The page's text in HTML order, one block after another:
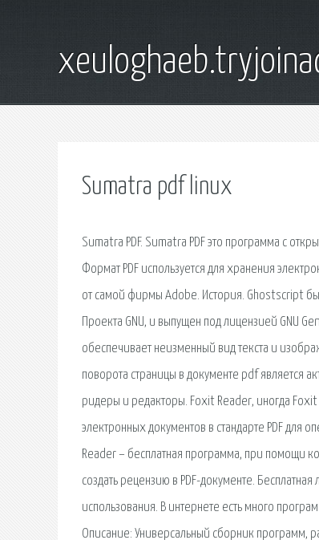
Sumatra pdf linux
Sumatra PDF. Sumatra PDF это программа с
Формат PDF используется для хранения
от самой фирмы Adobe. История. Ghostscript
Проекта GNU, и выпущен под лицензией GNU
обеспечивает неизменный вид текста и
поворота страницы в документе pdf является
ридеры и редакторы. Foxit Reader, иногда
электронных документов в стандарте PDF
Reader – бесплатная программа, при помощи
создать рецензию в PDF-документе.
использования. В интернете есть много
Описание: Универсальный сборник программ,